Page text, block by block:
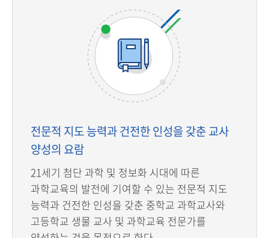
전문적 지도 능력과 건전한 인성을 갖춘 교사
양성의 요람
21세기 첨단 과학 및 정보화 시대에 따른
과학교육의 발전에 기여할 수 있는 전문적 지도
능력과 건전한 인성을 갖춘 중학교 과학교사와
고등학교 생물 교사 및 과학교육 전문가를